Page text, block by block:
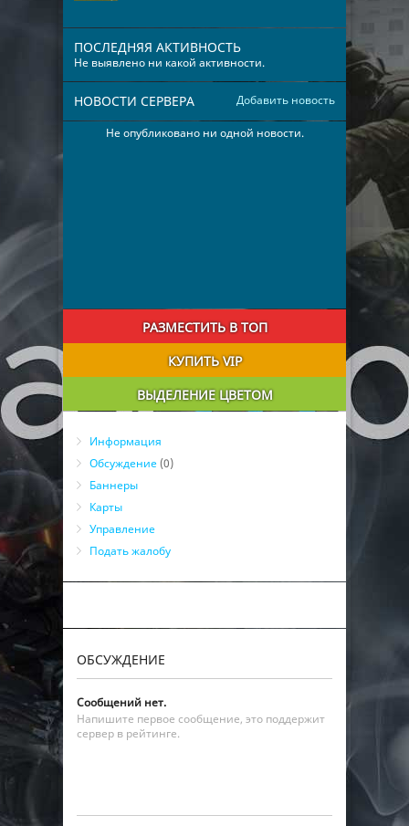
ПОСЛЕДНЯЯ АКТИВНОСТЬ
Не выявлено ни какой активности.
Добавить новость
НОВОСТИ СЕРВЕРА
Не опубликовано ни одной новости.
РАЗМЕСТИТЬ В ТОП
КУПИТЬ VIP
ВЫДЕЛЕНИЕ ЦВЕТОМ
Информация
Обсуждение (0)
Баннеры
Карты
Управление
Подать жалобу
ОБСУЖДЕНИЕ
Сообщений нет.
Напишите первое сообщение, это поддержит
сервер в рейтинге.